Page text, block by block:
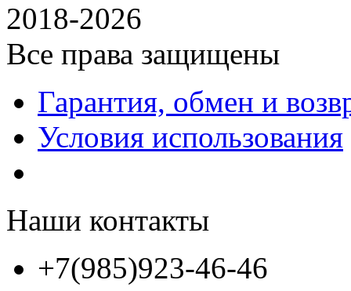
2018-2026
Все права защищены
Гарантия, обмен и
Условия использования
Наши контакты
+7(985)923-46-46